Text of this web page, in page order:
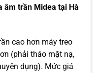
âm trần Midea tại Hà
cao hơn máy treo
(phải tháo mặt nạ,
dụng). Mức giá